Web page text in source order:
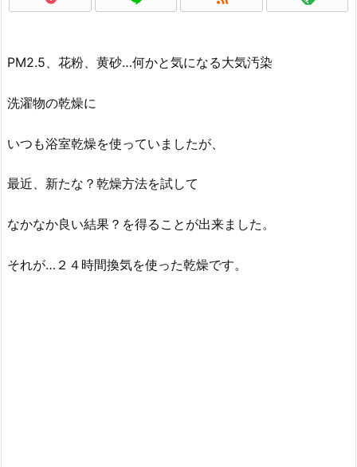
PM2.5、花粉、黄砂…何かと気になる大気汚染
洗濯物の乾燥に
いつも浴室乾燥を使っていましたが、
最近、新たな？乾燥方法を試して
なかなか良い結果？を得ることが出来ました。
それが…２４時間換気を使った乾燥です。